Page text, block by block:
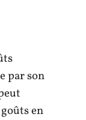
par son
en